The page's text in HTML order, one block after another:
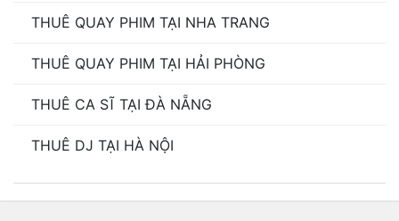
THUÊ QUAY PHIM TẠI NHA TRANG
THUÊ QUAY PHIM TẠI HẢI PHÒNG
THUÊ CA SĨ TẠI ĐÀ NẴNG
THUÊ DJ TẠI HÀ NỘI